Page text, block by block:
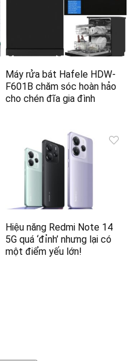
Máy rửa bát Hafele HDW-
F601B chăm sóc hoàn hảo
cho chén đĩa gia đình
Hiệu năng Redmi Note 14
5G quá ‘đỉnh’ nhưng lại có
một điểm yếu lớn!